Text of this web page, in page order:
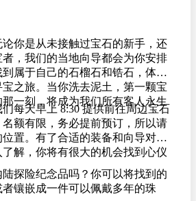
你是从未接触过宝石的新手，还
，我们的当地向导都会为你安排
属于自己的石榴石和锆石，体验
之旅。当你洗去泥土，第一颗宝
一刻，将成为我们所有客人永生
每天早上 8:30 提供前往周边宝石
额有限，务必提前预订，所以请
置。有了合适的装备和向导对宝
解，你将有很大的机会找到心仪
探险纪念品吗？你可以将找到的
镶嵌成一件可以佩戴多年的珠